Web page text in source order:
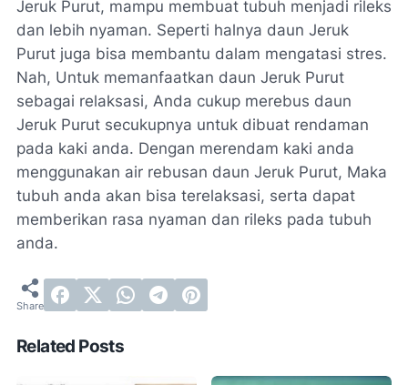
Jeruk Purut, mampu membuat tubuh menjadi rileks
dan lebih nyaman. Seperti halnya daun Jeruk
Purut juga bisa membantu dalam mengatasi stres.
Nah, Untuk memanfaatkan daun Jeruk Purut
sebagai relaksasi, Anda cukup merebus daun
Jeruk Purut secukupnya untuk dibuat rendaman
pada kaki anda. Dengan merendam kaki anda
menggunakan air rebusan daun Jeruk Purut, Maka
tubuh anda akan bisa terelaksasi, serta dapat
memberikan rasa nyaman dan rileks pada tubuh
anda.
Related Posts